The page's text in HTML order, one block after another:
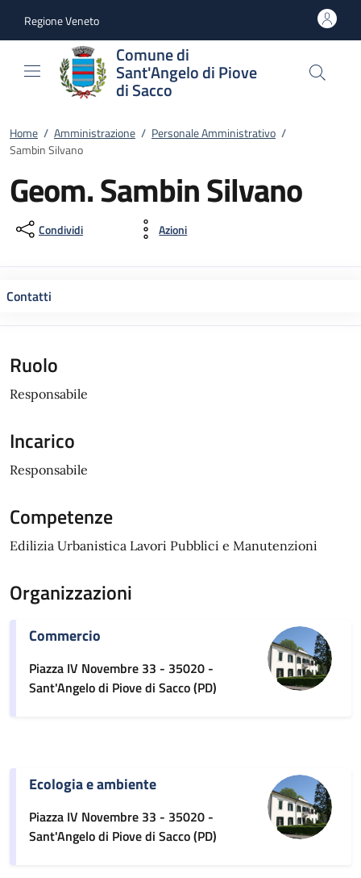
Regione Veneto
Comune di
Sant'Angelo di Piove
di Sacco
Home / Amministrazione / Personale Amministrativo /
Sambin Silvano
Geom. Sambin Silvano
Condividi Azioni
Contatti
Ruolo
Responsabile
Incarico
Responsabile
Competenze
Edilizia Urbanistica Lavori Pubblici e Manutenzioni
Organizzazioni
Commercio
Piazza IV Novembre 33 - 35020 -
Sant'Angelo di Piove di Sacco (PD)
Ecologia e ambiente
Piazza IV Novembre 33 - 35020 -
Sant'Angelo di Piove di Sacco (PD)